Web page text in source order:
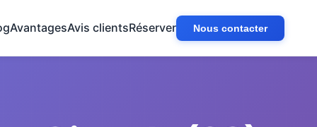
AvantagesAvis clientsRéserver Nous contacter